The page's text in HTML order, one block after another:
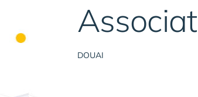
DOUAI